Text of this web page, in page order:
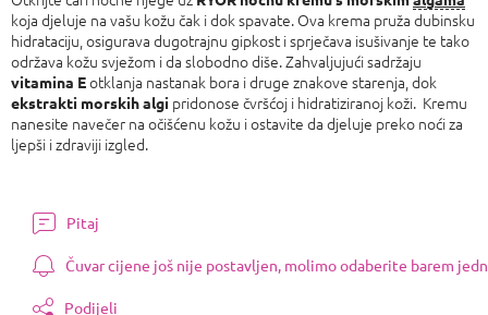
koja djeluje na vašu kožu čak i dok spavate. Ova krema pruža dubinsku
hidrataciju, osigurava dugotrajnu gipkost i sprječava isušivanje te tako
održava kožu svježom i da slobodno diše. Zahvaljujući sadržaju
vitamina Eotklanja nastanak bora i druge znakove starenja, dok
ekstrakti morskih algi pridonose čvršćoj i hidratiziranoj koži. Kremu
nanesite navečer na očišćenu kožu i ostavite da djeluje preko noći za
ljepši i zdraviji izgled.
Pitaj
Čuvar cijene još nije postavljen, molimo odaberite barem
Podijeli